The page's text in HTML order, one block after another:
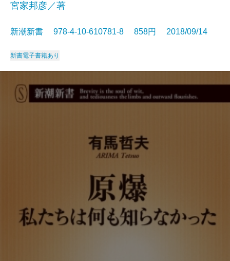
宮家邦彦／著
新潮新書 978-4-10-610781-8 858円 2018/09/14
新書電子書籍あり